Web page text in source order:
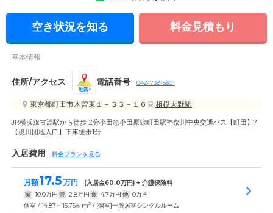
空き状況を知る 料金見積もり
基本情報
住所/アクセス
地図
電話番号 042-739-5501
東京都町田市木曽東１－３３－１６ 相模大野駅
JR横浜線古淵駅から徒歩12分小田急小田原線町田駅神奈川中央交通バス【町田】?
【境川団地入口】下車徒歩1分
入居費用 料金プランを見る
月額17.5 万円 (入居金60.0万円) + 介護保険料
家 10.0万円 管 2.8万円 食 4.7万円 他 0万円
個室 / 14.87～15.75㎡m2 / [個室]一般居室シングルルーム